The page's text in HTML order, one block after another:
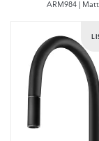
ARM984 |